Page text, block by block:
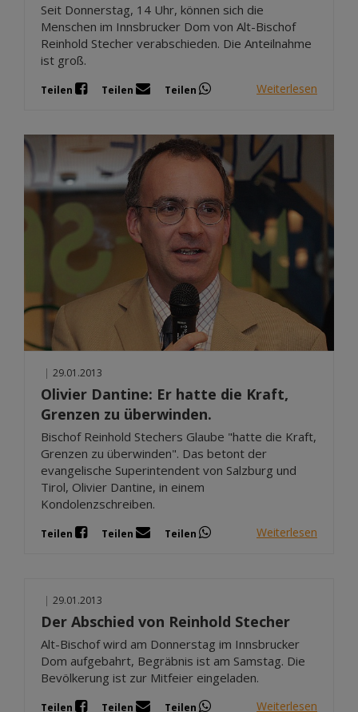
Seit Donnerstag, 14 Uhr, können sich die
Menschen im Innsbrucker Dom von Alt-Bischof
Reinhold Stecher verabschieden. Die Anteilnahme
ist groß.
Teilen Teilen Teilen Weiterlesen
| 29.01.2013
Olivier Dantine: Er hatte die Kraft,
Grenzen zu überwinden.
Bischof Reinhold Stechers Glaube "hatte die Kraft,
Grenzen zu überwinden". Das betont der
evangelische Superintendent von Salzburg und
Tirol, Olivier Dantine, in einem
Kondolenzschreiben.
Teilen Teilen Teilen Weiterlesen
| 29.01.2013
Der Abschied von Reinhold Stecher
Alt-Bischof wird am Donnerstag im Innsbrucker
Dom aufgebahrt, Begräbnis ist am Samstag. Die
Bevölkerung ist zur Mitfeier eingeladen.
Teilen Teilen Teilen Weiterlesen